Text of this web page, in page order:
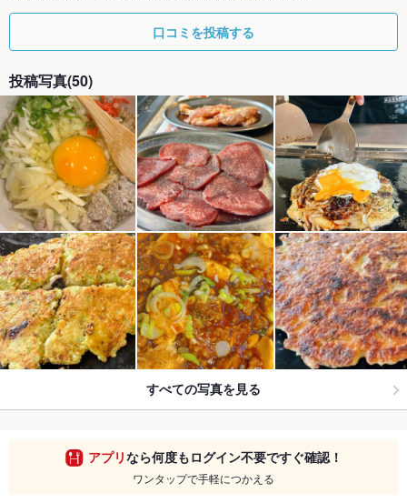
口コミを投稿する
投稿写真(50)
すべての写真を見る
アプリなら何度もログイン不要ですぐ確認！
ワンタップで手軽につかえる